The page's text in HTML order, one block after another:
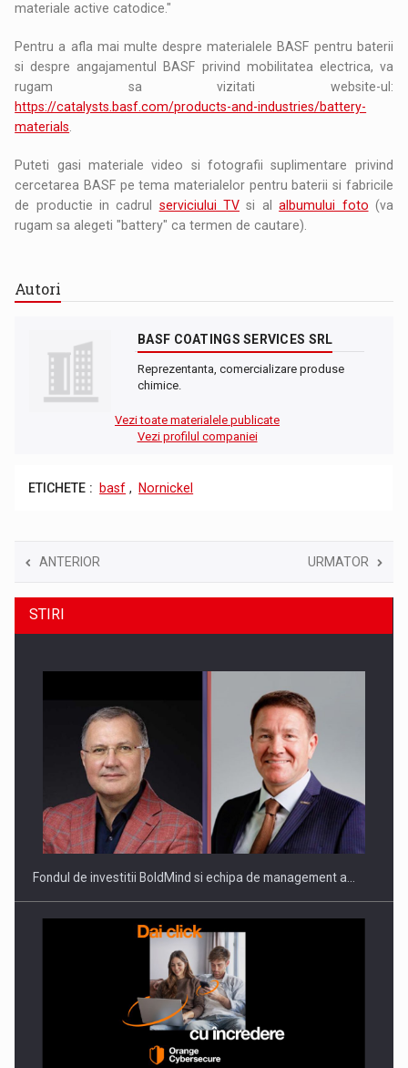
materiale active catodice."
Pentru a afla mai multe despre materialele BASF pentru baterii
si despre angajamentul BASF privind mobilitatea electrica, va
rugam sa vizitati website-ul:
https://catalysts.basf.com/products-and-industries/battery-
materials
Puteti gasi materiale video si fotografii suplimentare privind
cercetarea BASF pe tema materialelor pentru baterii si fabricile
de productie in cadrul serviciului TV si alalbumului foto (va
rugam sa alegeti "battery" ca termen de cautare).
Autori
BASF COATINGS SERVICES SRL
Reprezentanta, comercializare produse
chimice.
Vezi toate materialele publicate
Vezi profilul companiei
ETICHETE : basf , Nornickel
ANTERIOR URMATOR
STIRI
Fondul de investitii BoldMind si echipa de management a…